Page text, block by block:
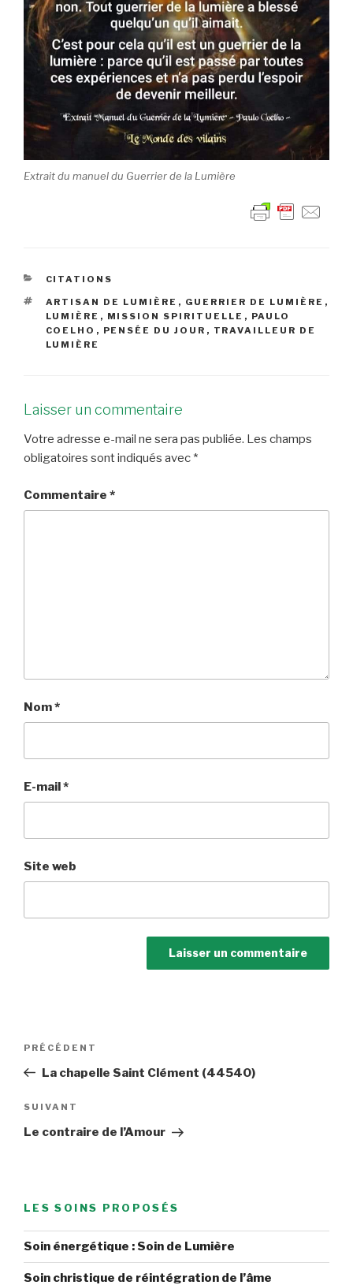
Extrait du manuel du Guerrier de la Lumière
CATÉGORIES
CITATIONS
ÉTIQUETTES
ARTISAN DE LUMIÈRE , GUERRIER DE LUMIÈRE ,
LUMIÈRE , MISSION SPIRITUELLE , PAULO
COELHO , PENSÉE DU JOUR , TRAVAILLEUR DE
LUMIÈRE
Laisser un commentaire
Votre adresse e-mail ne sera pas publiée. Les champs
obligatoires sont indiqués avec *
Commentaire *
Nom*
E-mail*
Site web
Navigation
l’article
Article
précédent
PRÉCÉDENT
La chapelle Saint Clément (44540)
Article
suivant
SUIVANT
Le contraire de l’Amour
LES SOINS PROPOSÉS
Soin énergétique : Soin de Lumière
Soin christique de réintégration de l’âme